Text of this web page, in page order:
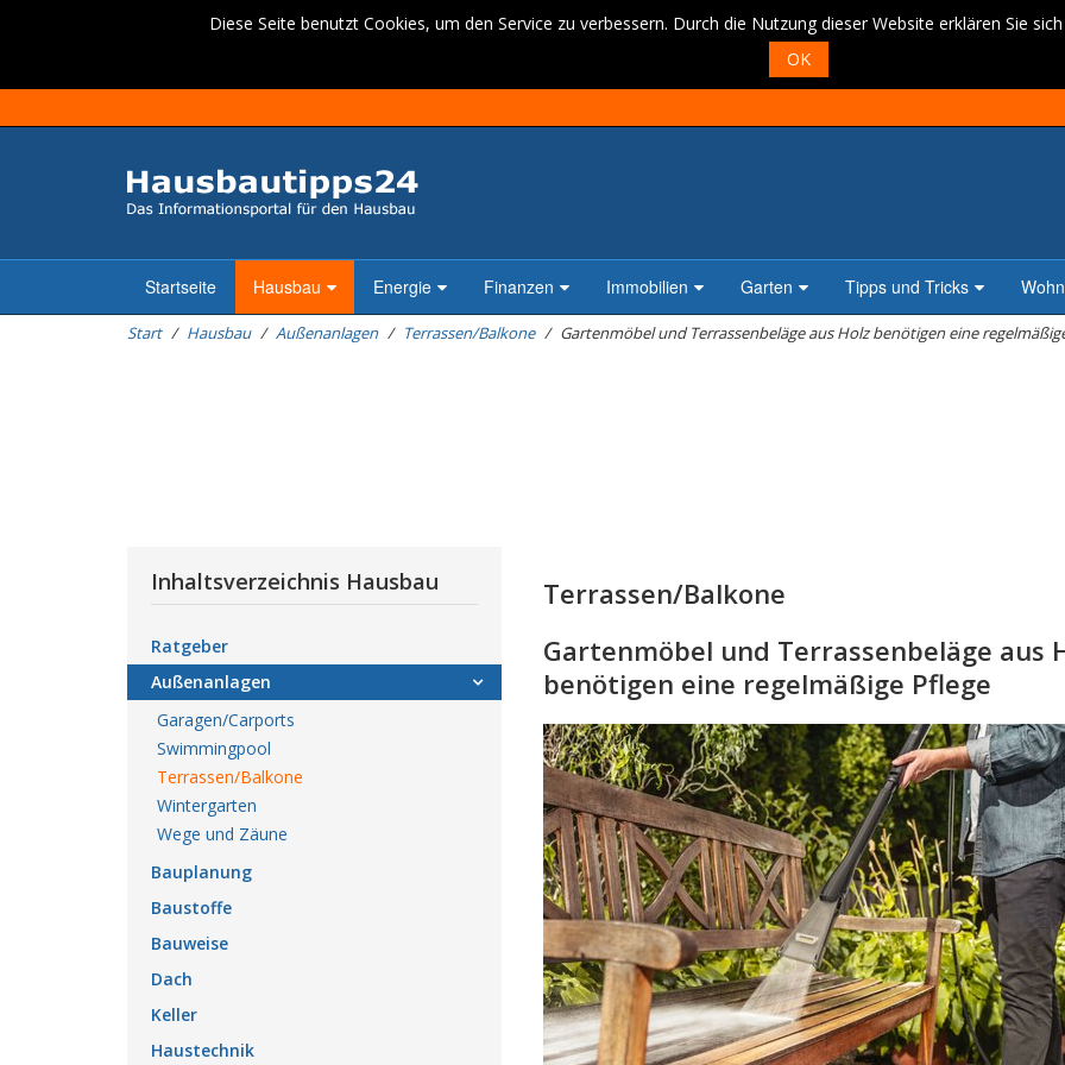
Diese Seite benutzt Cookies, um den Service zu verbessern. Durch die Nutzung dieser Website erklären Sie
OK
Startseite Hausbau Energie Finanzen Immobilien Garten Tipps und Tricks
Start Hausbau Außenanlagen Terrassen/Balkone Gartenmöbel und Terrassenbeläge aus Holz benötigen eine
Terrassen/Balkone
Gartenmöbel und Terrassenbeläge aus
benötigen eine regelmäßige Pflege
Inhaltsverzeichnis Hausbau
Ratgeber
Außenanlagen
Garagen/Carports
Swimmingpool
Terrassen/Balkone
Wintergarten
Wege und Zäune
Bauplanung
Baustoffe
Bauweise
Dach
Keller
Haustechnik